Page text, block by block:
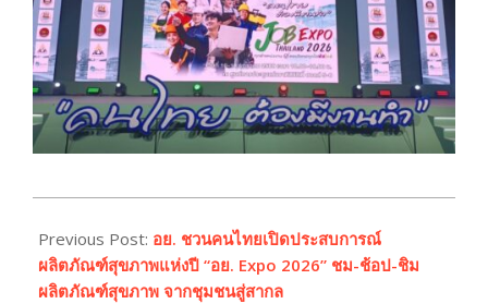
01-
16
Previous Post: อย. ชวนคนไทยเปิดประสบการณ์
ผลิตภัณฑ์สุขภาพแห่งปี “อย. Expo 2026” ชม-ช้อป-ชิม
ผลิตภัณฑ์สุขภาพ จากชุมชนสู่สากล